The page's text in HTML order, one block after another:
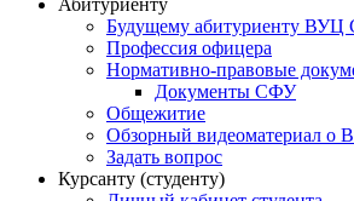
Абитуриенту
Будущему абитуриенту
Профессия офицера
Нормативно-правовые
Документы СФУ
Общежитие
Обзорный видеоматериал о
Задать вопрос
Курсанту (студенту)